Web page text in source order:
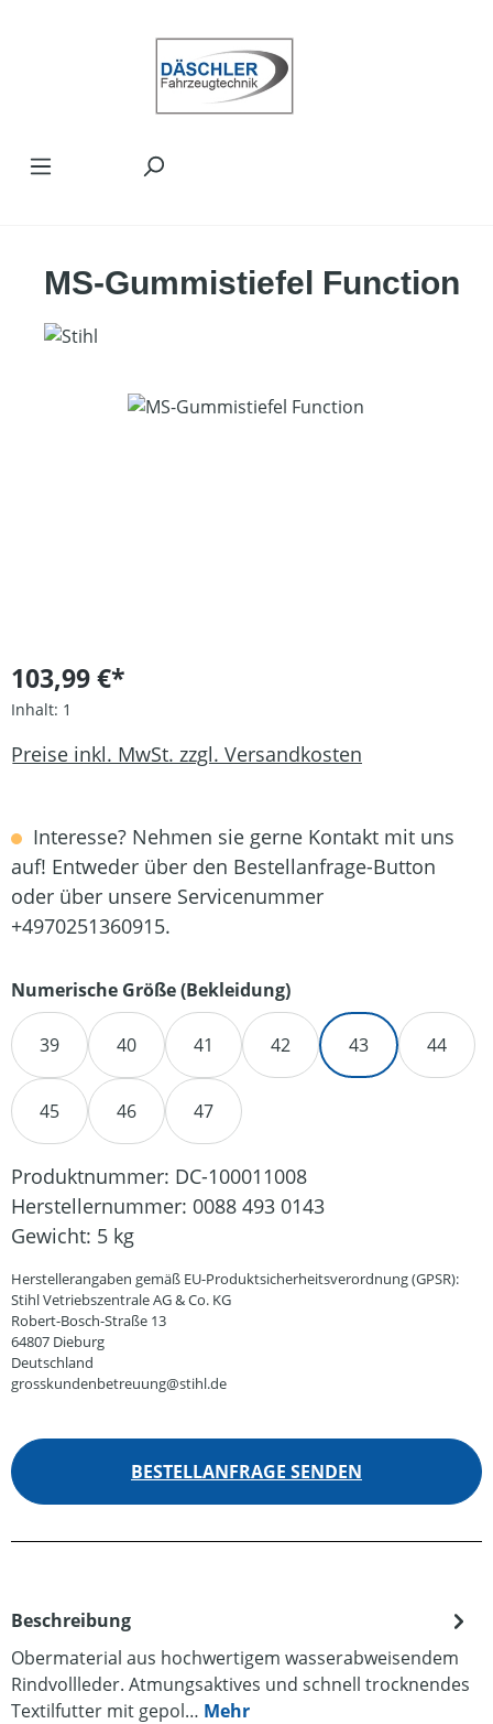
MS-Gummistiefel Function
Bildergalerie überspringen
103,99 €*
Inhalt: 1
Preise inkl. MwSt. zzgl. Versandkosten
Interesse? Nehmen sie gerne Kontakt mit uns
auf! Entweder über den Bestellanfrage-Button
oder über unsere Servicenummer
+4970251360915.
Numerische Größe (Bekleidung)auswählen
39 40 41 42 43 44
45 46 47
Produktnummer: DC-100011008
Herstellernummer: 0088 493 0143
Gewicht: 5 kg
Herstellerangaben gemäß EU-Produktsicherheitsverordnung (GPSR):
Stihl Vetriebszentrale AG & Co. KG
Robert-Bosch-Straße 13
64807 Dieburg
Deutschland
grosskundenbetreuung@stihl.de
BESTELLANFRAGE SENDEN
Beschreibung
Obermaterial aus hochwertigem wasserabweisendem
Rindvollleder. Atmungsaktives und schnell trocknendes
Textilfutter mit gepol… Mehr